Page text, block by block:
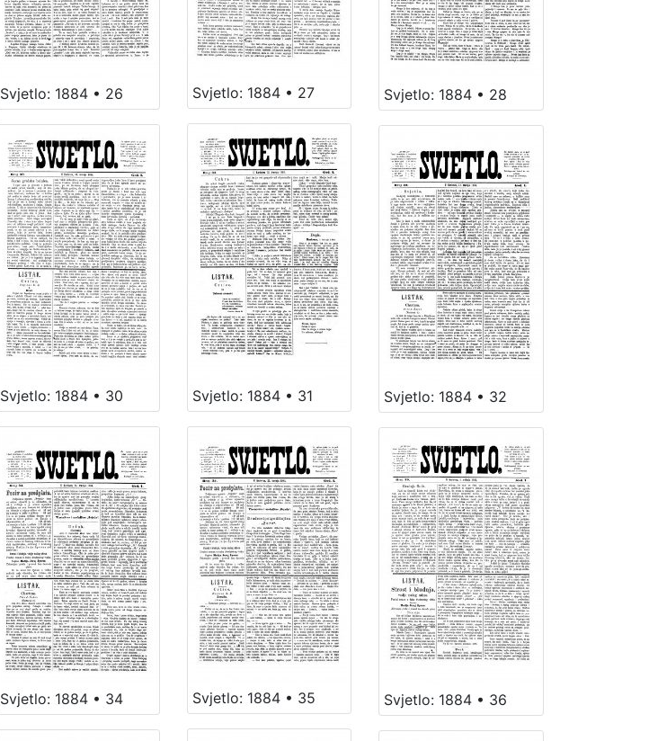
Svjetlo: 1884 • 26 Svjetlo: 1884 • 27 Svjetlo: 1884 • 28
Svjetlo: 1884 • 30 Svjetlo: 1884 • 31 Svjetlo: 1884 • 32
Svjetlo: 1884 • 34 Svjetlo: 1884 • 35 Svjetlo: 1884 • 36